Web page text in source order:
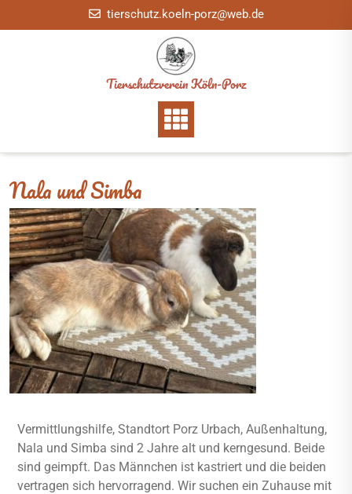
to
tierschutz.koeln-porz@web.de
Tierschutzverein Köln-Porz
Nala und Simba
Vermittlungshilfe, Standtort Porz Urbach, Außenhaltung,
Nala und Simba sind 2 Jahre alt und kerngesund. Beide
sind geimpft. Das Männchen ist kastriert und die beiden
vertragen sich hervorragend. Wir suchen ein Zuhause mit